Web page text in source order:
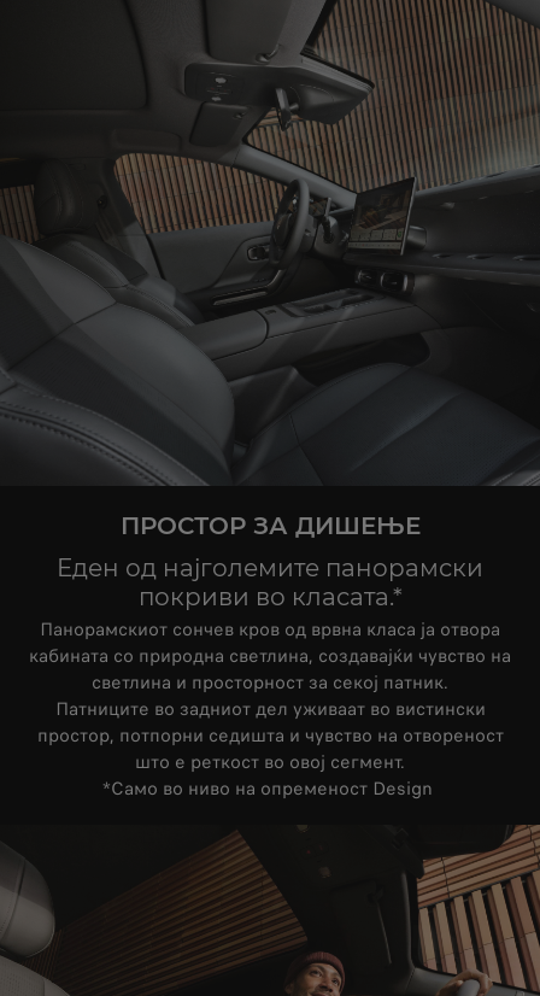
ПРОСТОР ЗА ДИШЕЊЕ
Еден од најголемите панорамски
покриви во класата.*
Панорамскиот сончев кров од врвна класа ја отвора
кабината со природна светлина, создавајќи чувство на
светлина и просторност за секој патник.
Патниците во задниот дел уживаат во вистински
простор, потпорни седишта и чувство на отвореност
што е реткост во овој сегмент.
*Само во ниво на опременост Design